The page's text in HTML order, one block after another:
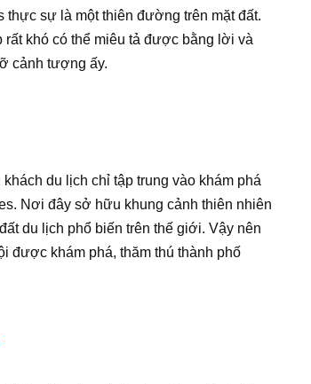
thực sự là một thiên đường trên mặt đất.
rất khó có thể miêu tả được bằng lời và
cảnh tượng ấy.
du lịch chỉ tập trung vào khám phá
Nơi đây sở hữu khung cảnh thiên nhiên
du lịch phổ biến trên thế giới. Vậy nên
được khám phá, thăm thú thành phố